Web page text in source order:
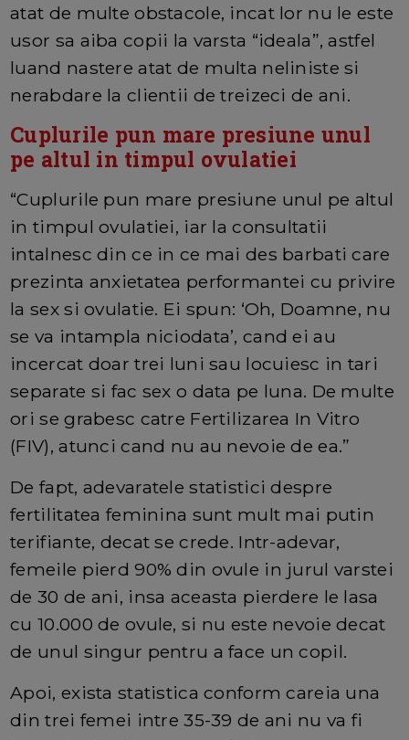
atat de multe obstacole, incat lor nu le este
usor sa aiba copii la varsta “ideala”, astfel
luand nastere atat de multa neliniste si
nerabdare la clientii de treizeci de ani.
Cuplurile pun mare presiune unul
pe altul in timpul ovulatiei
“Cuplurile pun mare presiune unul pe altul
in timpul ovulatiei, iar la consultatii
intalnesc din ce in ce mai des barbati care
prezinta anxietatea performantei cu privire
la sex si ovulatie. Ei spun: ‘Oh, Doamne, nu
se va intampla niciodata’, cand ei au
incercat doar trei luni sau locuiesc in tari
separate si fac sex o data pe luna. De multe
ori se grabesc catre Fertilizarea In Vitro
(FIV), atunci cand nu au nevoie de ea.”
De fapt, adevaratele statistici despre
fertilitatea feminina sunt mult mai putin
terifiante, decat se crede. Intr-adevar,
femeile pierd 90% din ovule in jurul varstei
de 30 de ani, insa aceasta pierdere le lasa
cu 10.000 de ovule, si nu este nevoie decat
de unul singur pentru a face un copil.
Apoi, exista statistica conform careia una
din trei femei intre 35-39 de ani nu va fi